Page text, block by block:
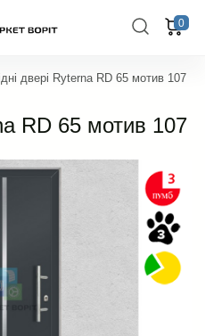
0
двері Ryterna RD 65 мотив 107
RD 65 мотив 107